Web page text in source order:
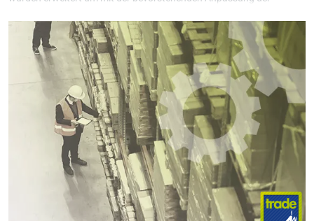
Wie im letzten Newsletter geschrieben, hat die luxemburgische
Regierung die Absicht bekundet den normalen
Mehrwertsteuersatz von 15% auf 17% anzuheben, sowie die
reduzierten Sätze 6% und 12% auf jeweils 8% und 14%. Der
Steuersatz von 3% bleibt unverändert. Die neuen
Mehrwertsteuersätze sollen ab dem 1. Januar 2015 in Kraft
treten.
Fünf weitere Auswahlmöglichkeiten in dererweiterten
Auswahlder Ausdrucke hinzugefügt.